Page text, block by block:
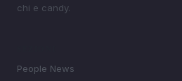
chi e candy.
People News